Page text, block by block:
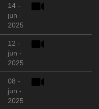
14 -
jun -
2025
12 -
jun -
2025
08 -
jun -
2025